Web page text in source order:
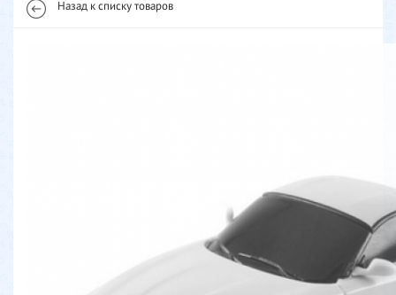
Назад к списку товаров